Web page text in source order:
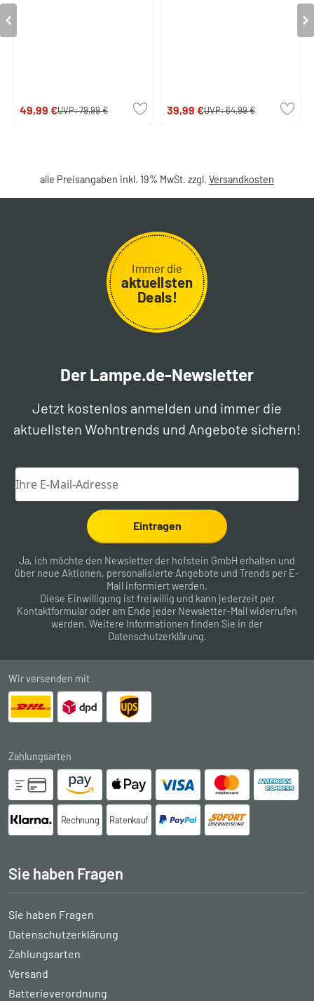
49,99 €UVP:79,99 € 39,99 €UVP:64,99 €
alle Preisangaben inkl. 19% MwSt. zzgl. Versandkosten
Immer die
aktuellsten
Deals!
Der Lampe.de-Newsletter
Jetzt kostenlos anmelden und immer die
aktuellsten Wohntrends und Angebote sichern!
Eintragen
Ja, ich möchte den Newsletter der hofstein GmbH erhalten und
über neue Aktionen, personalisierte Angebote und Trends per E-
Mail informiert werden.
Diese Einwilligung ist freiwillig und kann jederzeit per
Kontaktformular oder am Ende jeder Newsletter-Mail widerrufen
werden. Weitere Informationen finden Sie in der
Datenschutzerklärung.
Wir versenden mit
Zahlungsarten
Rechnung Ratenkauf
Sie haben Fragen
Sie haben Fragen
Datenschutzerklärung
Zahlungsarten
Versand
Batterieverordnung